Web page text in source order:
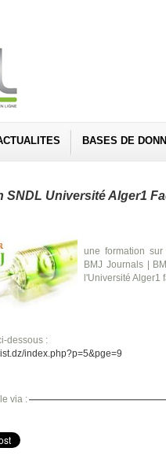
BASES DE
SNDL Université Alger1
une formation
BMJ Journals |
l'Université Alger1
dessous :
index.php?p=5&pge=9
via :